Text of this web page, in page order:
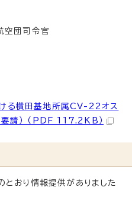
空団司令官
る横田基地所属CV-22オス
要請） （PDF 117.2KB）
とおり情報提供がありました